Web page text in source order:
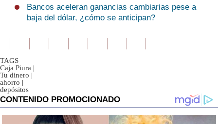
Bancos aceleran ganancias cambiarias pese a
baja del dólar, ¿cómo se anticipan?
TAGS
Caja Piura |
Tu dinero |
ahorro |
depósitos